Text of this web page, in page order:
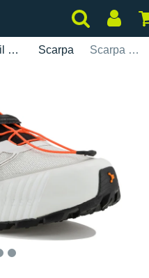
Trail Running Scarpa Scarpa Ribelle Run 2